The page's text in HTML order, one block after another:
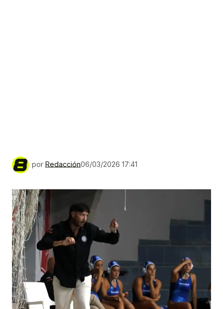
por Redacción06/03/2026 17:41